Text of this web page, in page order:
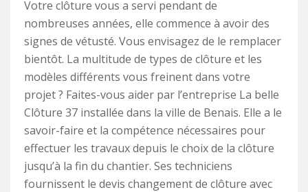
Votre clôture vous a servi pendant de
nombreuses années, elle commence à avoir des
signes de vétusté. Vous envisagez de le remplacer
bientôt. La multitude de types de clôture et les
modèles différents vous freinent dans votre
projet ? Faites-vous aider par l’entreprise La belle
Clôture 37 installée dans la ville de Benais. Elle a le
savoir-faire et la compétence nécessaires pour
effectuer les travaux depuis le choix de la clôture
jusqu’à la fin du chantier. Ses techniciens
fournissent le devis changement de clôture avec